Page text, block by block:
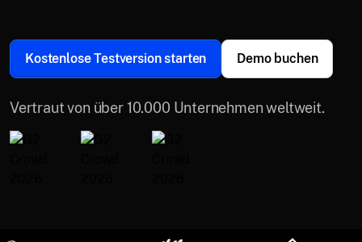
Kostenlose Testversion starten Demo buchen
Vertraut von über 10.000 Unternehmen weltweit.